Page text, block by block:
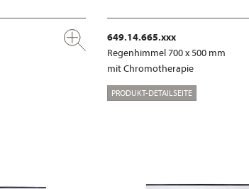
649.14.665.xxx
Regenhimmel 700 x 500 mm
mit Chromotherapie
PRODUKT-DETAILSEITE